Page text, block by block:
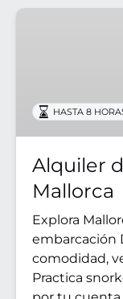
MallorcaHASTA 8
Alquiler
Mallorca
Explora
embarcación
comodidad,
Practica